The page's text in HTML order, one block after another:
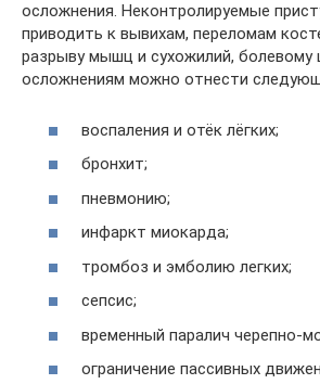
осложнения. Неконтролируемые
приводить к вывихам, переломам
разрыву мышц и сухожилий, болевому
осложнениям можно отнести
воспаления и отёк лёгких;
бронхит;
пневмонию;
инфаркт миокарда;
тромбоз и эмболию легких;
сепсис;
временный паралич черепно-
ограничение пассивных